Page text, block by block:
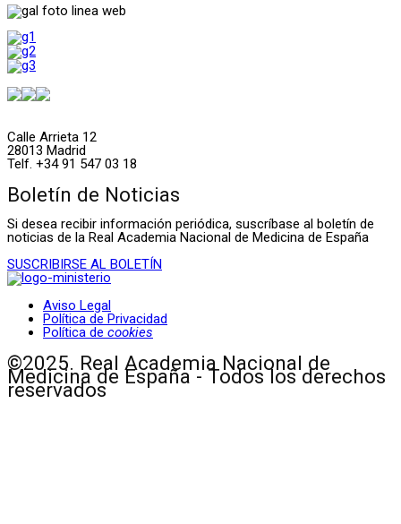
Calle Arrieta 12
28013 Madrid
Telf. +34 91 547 03 18
Boletín de Noticias
Si desea recibir información periódica, suscríbase al boletín de
noticias de la Real Academia Nacional de Medicina de España
SUSCRIBIRSE AL BOLETÍN
Aviso Legal
Política de Privacidad
Política de cookies
©2025. Real Academia Nacional de
Medicina de España - Todos los derechos
reservados